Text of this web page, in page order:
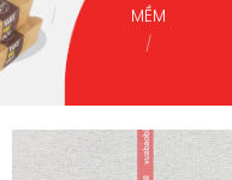
MỀM